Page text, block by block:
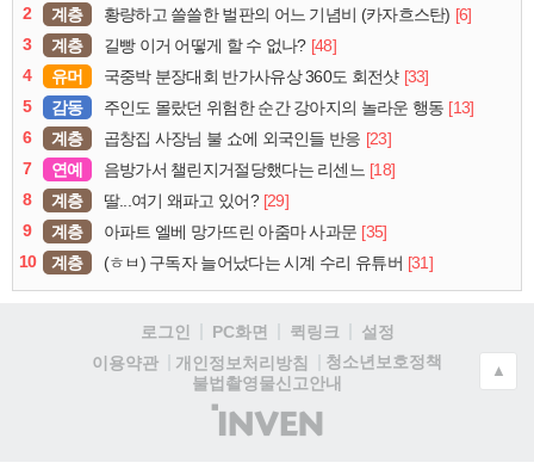
2
계층 황량하고 쓸쓸한 벌판의 어느 기념비 (카자흐스탄) [6]
3
계층 길빵 이거 어떻게 할 수 없나? [48]
4
유머 국중박 분장대회 반가사유상 360도 회전샷 [33]
5
감동 주인도 몰랐던 위험한 순간 강아지의 놀라운 행동 [13]
6
계층 곱창집 사장님 불 쇼에 외국인들 반응 [23]
7
연예 음방가서 챌린지거절당했다는 리센느 [18]
8
계층 딸...여기 왜파고 있어? [29]
9
계층 아파트 엘베 망가뜨린 아줌마 사과문 [35]
10
계층 (ㅎㅂ) 구독자 늘어났다는 시계 수리 유튜버 [31]
로그인 PC화면 퀵링크
설정
이용약관
개인정보처리방침
청소년보호정책
불법촬영물신고안내
(주)
인
▲